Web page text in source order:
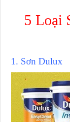
5 Loại
1. Sơn Dulux